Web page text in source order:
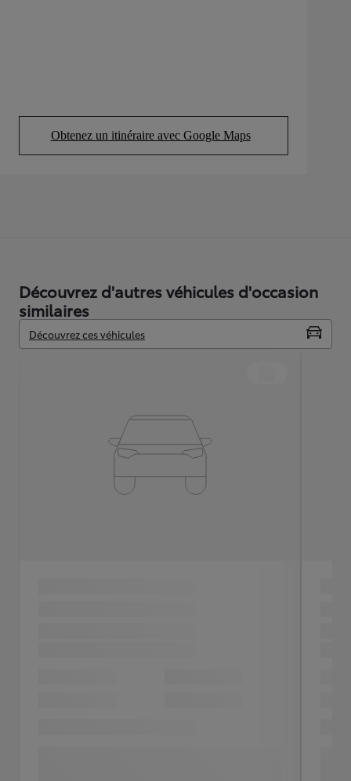
Obtenez un itinéraire avec Google Maps
(Opens in new tab)
Découvrez d'autres véhicules d'occasion
similaires
Découvrez ces véhicules